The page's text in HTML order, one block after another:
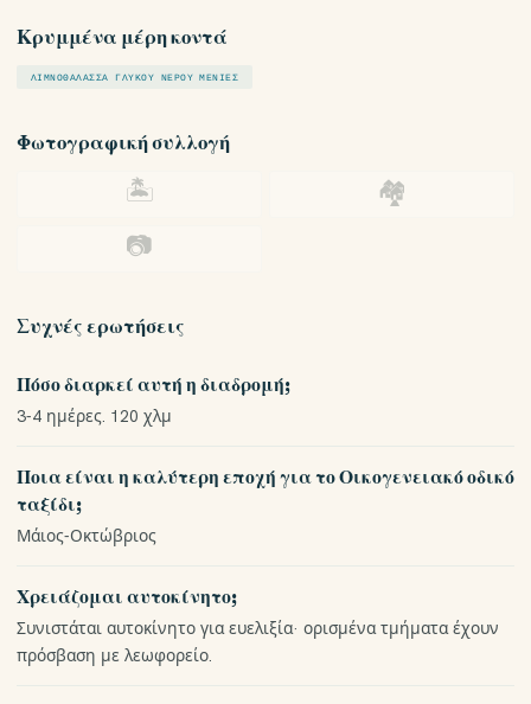
Κρυμμένα μέρη κοντά
ΛΙΜΝΟΘΆΛΑΣΣΑ ΓΛΥΚΟΎ ΝΕΡΟΎ ΜΈΝΙΕΣ
Φωτογραφική συλλογή
🏝
🏘
📷
Συχνές ερωτήσεις
Πόσο διαρκεί αυτή η διαδρομή;
3-4 ημέρες. 120 χλμ
Ποια είναι η καλύτερη εποχή για το Οικογενειακό οδικό
ταξίδι;
Μάιος-Οκτώβριος
Χρειάζομαι αυτοκίνητο;
Συνιστάται αυτοκίνητο για ευελιξία· ορισμένα τμήματα έχουν
πρόσβαση με λεωφορείο.